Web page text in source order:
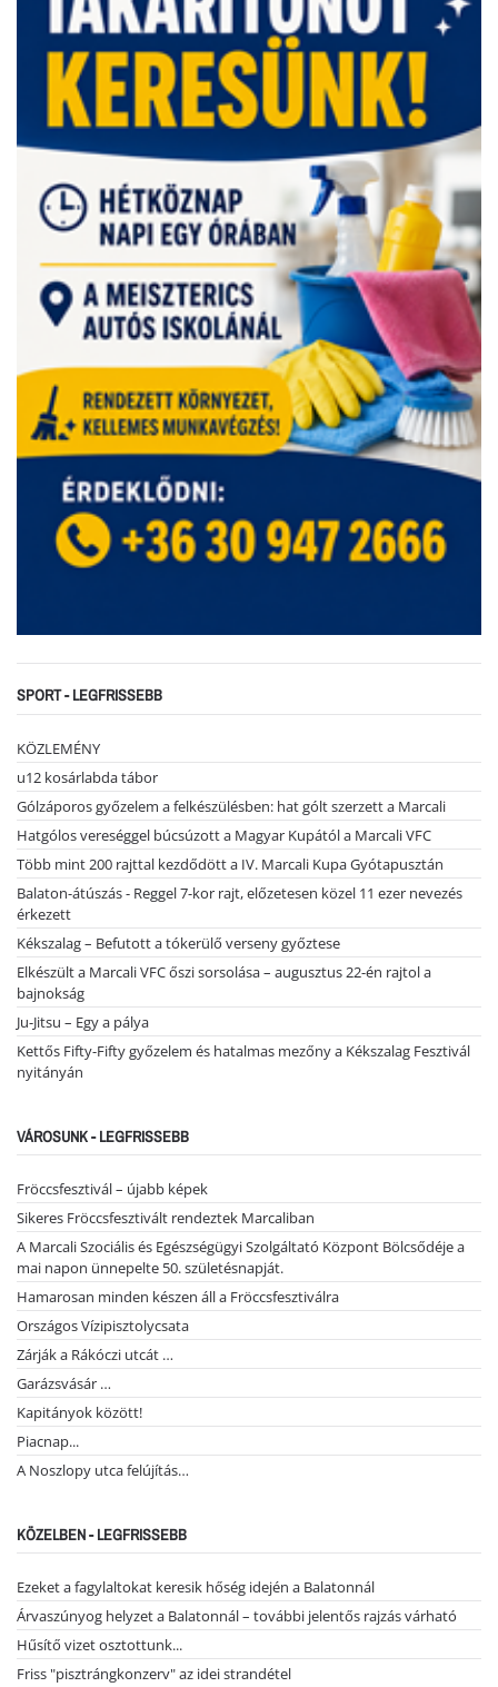
SPORT - LEGFRISSEBB
KÖZLEMÉNY
u12 kosárlabda tábor
Gólzáporos győzelem a felkészülésben: hat gólt szerzett a Marcali
Hatgólos vereséggel búcsúzott a Magyar Kupától a Marcali VFC
Több mint 200 rajttal kezdődött a IV. Marcali Kupa Gyótapusztán
Balaton-átúszás - Reggel 7-kor rajt, előzetesen közel 11 ezer nevezés
érkezett
Kékszalag – Befutott a tókerülő verseny győztese
Elkészült a Marcali VFC őszi sorsolása – augusztus 22-én rajtol a
bajnokság
Ju-Jitsu – Egy a pálya
Kettős Fifty-Fifty győzelem és hatalmas mezőny a Kékszalag Fesztivál
nyitányán
VÁROSUNK - LEGFRISSEBB
Fröccsfesztivál – újabb képek
Sikeres Fröccsfesztivált rendeztek Marcaliban
A Marcali Szociális és Egészségügyi Szolgáltató Központ Bölcsődéje a
mai napon ünnepelte 50. születésnapját.
Hamarosan minden készen áll a Fröccsfesztiválra
Országos Vízipisztolycsata
Zárják a Rákóczi utcát …
Garázsvásár …
Kapitányok között!
Piacnap...
A Noszlopy utca felújítás…
KÖZELBEN - LEGFRISSEBB
Ezeket a fagylaltokat keresik hőség idején a Balatonnál
Árvaszúnyog helyzet a Balatonnál – további jelentős rajzás várható
Hűsítő vizet osztottunk...
Friss "pisztrángkonzerv" az idei strandétel